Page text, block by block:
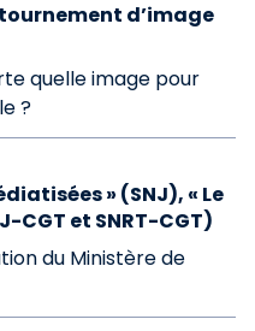
d’image
quelle image pour
?
» (SNJ), « Le
CGT et SNRT-CGT)
du Ministère de